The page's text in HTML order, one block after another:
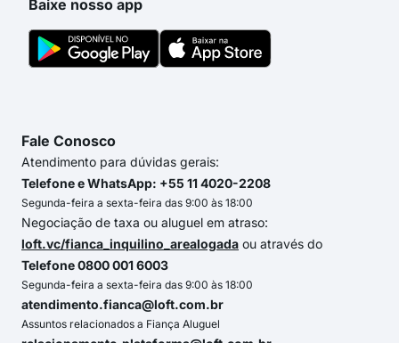
Baixe nosso app
Fale Conosco
Atendimento para dúvidas gerais:
Telefone e WhatsApp: +55 11 4020-2208
Segunda-feira a sexta-feira das 9:00 às 18:00
Negociação de taxa ou aluguel em atraso:
loft.vc/fianca_inquilino_arealogada ou através do
Telefone 0800 001 6003
Segunda-feira a sexta-feira das 9:00 às 18:00
atendimento.fianca@loft.com.br
Assuntos relacionados a Fiança Aluguel